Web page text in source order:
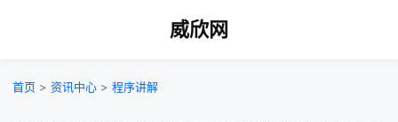
威欣网
首页 > 资讯中心 > 程序讲解